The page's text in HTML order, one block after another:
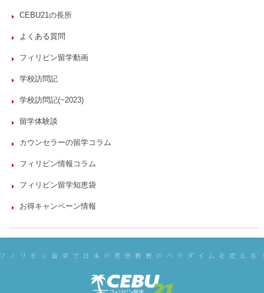
CEBU21の長所
よくある質問
フィリピン留学動画
学校訪問記
学校訪問記(~2023)
留学体験談
カウンセラーの留学コラム
フィリピン情報コラム
フィリピン留学知恵袋
お得キャンペーン情報